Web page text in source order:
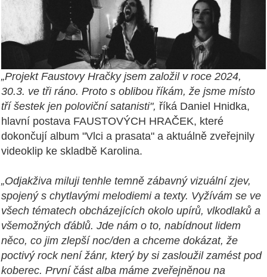
„Projekt Faustovy Hračky jsem založil v roce 2024,
30.3. ve tři ráno. Proto s oblibou říkám, že jsme místo
tří šestek jen poloviční satanisti", říká Daniel Hnidka,
hlavní postava FAUSTOVÝCH HRAČEK, které
dokončují album "Vlci a prasata" a aktuálně zveřejnily
videoklip ke skladbě Karolina.
„Odjakživa miluji tenhle temně zábavný vizuální zjev,
spojený s chytlavými melodiemi a texty. Vyžívám se ve
všech tématech obcházejících okolo upírů, vlkodlaků a
všemožných ďáblů. Jde nám o to, nabídnout lidem
něco, co jim zlepší noc/den a chceme dokázat, že
poctivý rock není žánr, který by si zasloužil zamést pod
koberec. První část alba máme zveřejněnou na